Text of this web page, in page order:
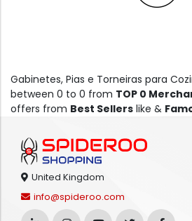
Gabinetes, Pias e Torneiras para
between 0 to 0 from TOP 0
offers from Best Sellers like &
United Kingdom
info@spideroo.com